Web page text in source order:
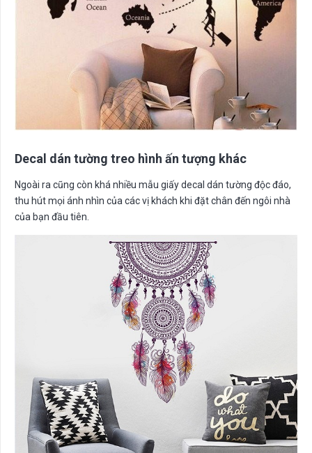
Decal dán tường treo hình ấn tượng khác
Ngoài ra cũng còn khá nhiều mẫu giấy decal dán tường độc đáo,
thu hút mọi ánh nhìn của các vị khách khi đặt chân đến ngôi nhà
của bạn đầu tiên.